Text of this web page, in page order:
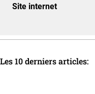
Site internet
Les 10 derniers articles: